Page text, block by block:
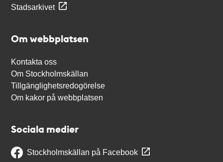
Stadsarkivet
Om webbplatsen
Kontakta oss
Om Stockholmskällan
Tillgänglighetsredogörelse
Om kakor på webbplatsen
Sociala medier
Stockholmskällan på Facebook